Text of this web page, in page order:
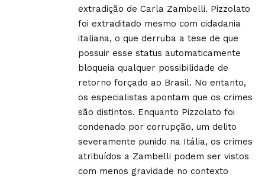
extradição de Carla Zambelli. Pizzolato
foi extraditado mesmo com cidadania
italiana, o que derruba a tese de que
possuir esse status automaticamente
bloqueia qualquer possibilidade de
retorno forçado ao Brasil. No entanto,
os especialistas apontam que os crimes
são distintos. Enquanto Pizzolato foi
condenado por corrupção, um delito
severamente punido na Itália, os crimes
atribuídos a Zambelli podem ser vistos
com menos gravidade no contexto